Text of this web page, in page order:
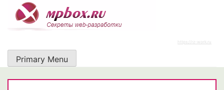
content
https://rz-work.ru
Primary Menu